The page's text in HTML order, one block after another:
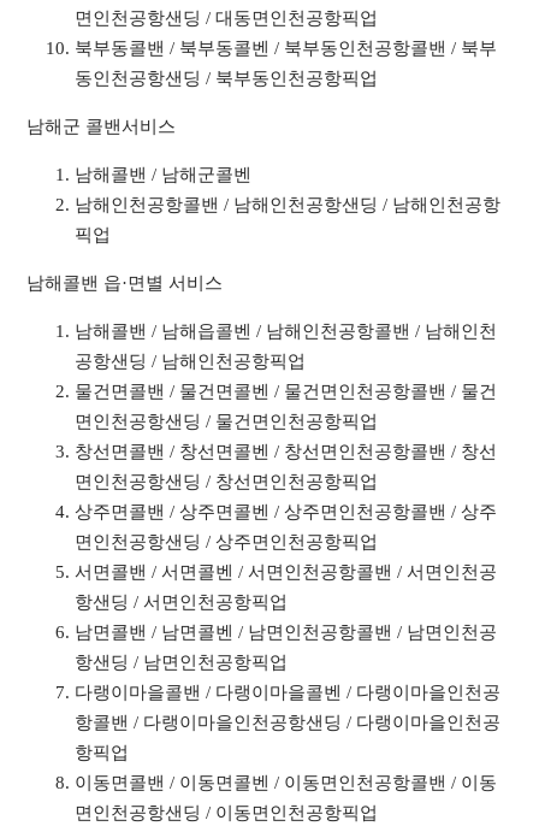
면인천공항샌딩 / 대동면인천공항픽업
북부동콜밴 / 북부동콜벤 / 북부동인천공항콜밴 / 북부
동인천공항샌딩 / 북부동인천공항픽업
남해군 콜밴서비스
남해콜밴 / 남해군콜벤
남해인천공항콜밴 / 남해인천공항샌딩 / 남해인천공항
픽업
남해콜밴 읍·면별 서비스
남해콜밴 / 남해읍콜벤 / 남해인천공항콜밴 / 남해인천
공항샌딩 / 남해인천공항픽업
물건면콜밴 / 물건면콜벤 / 물건면인천공항콜밴 / 물건
면인천공항샌딩 / 물건면인천공항픽업
창선면콜밴 / 창선면콜벤 / 창선면인천공항콜밴 / 창선
면인천공항샌딩 / 창선면인천공항픽업
상주면콜밴 / 상주면콜벤 / 상주면인천공항콜밴 / 상주
면인천공항샌딩 / 상주면인천공항픽업
서면콜밴 / 서면콜벤 / 서면인천공항콜밴 / 서면인천공
항샌딩 / 서면인천공항픽업
남면콜밴 / 남면콜벤 / 남면인천공항콜밴 / 남면인천공
항샌딩 / 남면인천공항픽업
다랭이마을콜밴 / 다랭이마을콜벤 / 다랭이마을인천공
항콜밴 / 다랭이마을인천공항샌딩 / 다랭이마을인천공
항픽업
이동면콜밴 / 이동면콜벤 / 이동면인천공항콜밴 / 이동
면인천공항샌딩 / 이동면인천공항픽업